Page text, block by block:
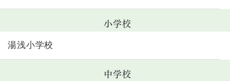
小学校
湯浅小学校
中学校